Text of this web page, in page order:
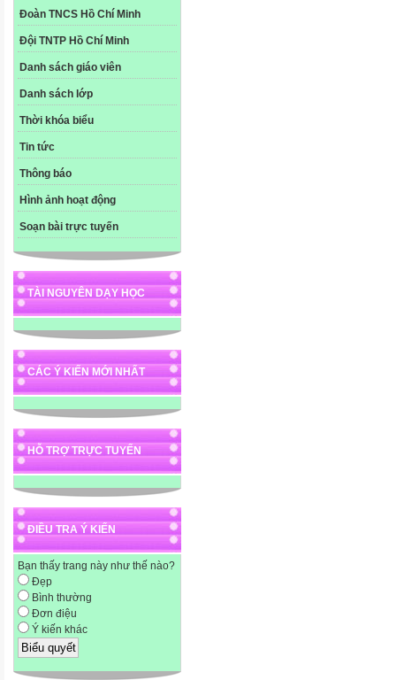
Đoàn TNCS Hồ Chí Minh
Đội TNTP Hồ Chí Minh
Danh sách giáo viên
Danh sách lớp
Thời khóa biểu
Tin tức
Thông báo
Hình ảnh hoạt động
Soạn bài trực tuyến
TÀI NGUYÊN DẠY HỌC
CÁC Ý KIẾN MỚI NHẤT
HỖ TRỢ TRỰC TUYẾN
ĐIỀU TRA Ý KIẾN
Bạn thấy trang này như thế nào?
Đẹp
Bình thường
Đơn điệu
Ý kiến khác